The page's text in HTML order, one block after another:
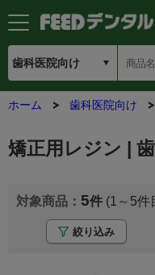
ホーム 歯科医院向け
矯正用レジン |
5 (1～5
絞り込み